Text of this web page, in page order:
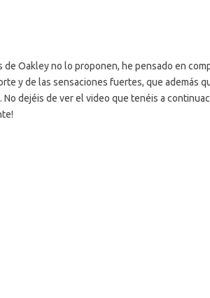
de Oakley no lo proponen, he pensado en
y de las sensaciones fuertes, que además
No dejéis de ver el video que tenéis a